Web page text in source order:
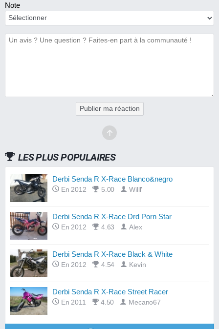
Note
Publier ma réaction
LES PLUS POPULAIRES
Derbi Senda R X-Race Blanco&negro
En 2012 5.00 Willl'
Derbi Senda R X-Race Drd Porn Star
En 2012 4.63 Alex
Derbi Senda R X-Race Black & White
En 2012 4.54 Kevin
Derbi Senda R X-Race Street Racer
En 2011 4.50 Mecano67